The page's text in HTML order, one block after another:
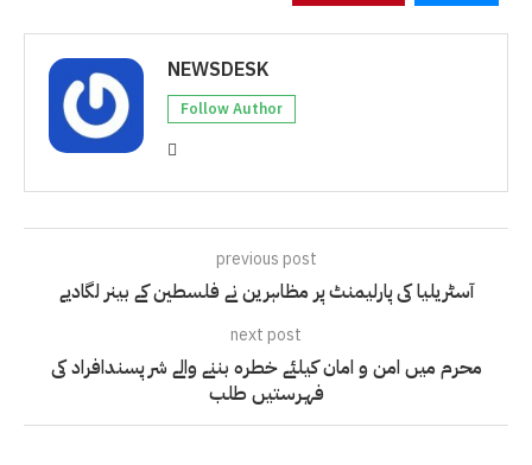
NEWSDESK
Follow Author
previous post
آسٹریلیا کی پارلیمنٹ پر مظاہرین نے فلسطین کے بینر لگادیے
next post
محرم میں امن و امان کیلئے خطرہ بننے والے شر پسندافراد کی
فہرستیں طلب